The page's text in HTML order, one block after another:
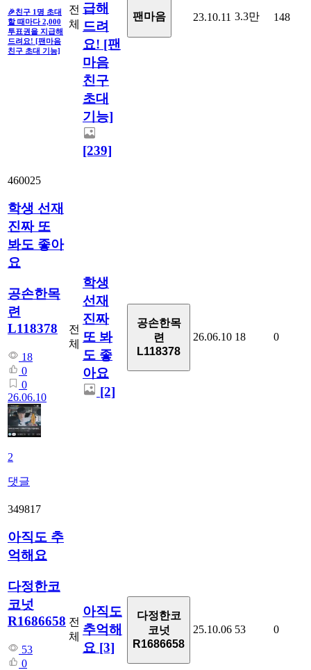
🎉친구 1명 초대
할 때마다 2,000
투표권을 지급해
드려요! [팬마음
친구 초대 기능]
전
체
급해
드려
요! [팬
마음
친구
초대
기능]
[239]
팬마음 23.10.11 3.3만 148
460025
학생 선재
진짜 또
봐도 좋아
요
공손한목
련
L118378
18
0
0
26.06.10
2
댓글
전
체
학생
선재
진짜
또 봐
도 좋
아요
[2]
공손한목
련
L118378
26.06.10 18 0
349817
아직도 추
억해요
다정한코
코넛
R1686658
53
0
전
체
아직도
추억해
요 [3]
다정한코
코넛
R1686658
25.10.06 53 0